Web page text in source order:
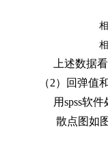
上述数据
（2）回弹值
用spss软件
散点图如